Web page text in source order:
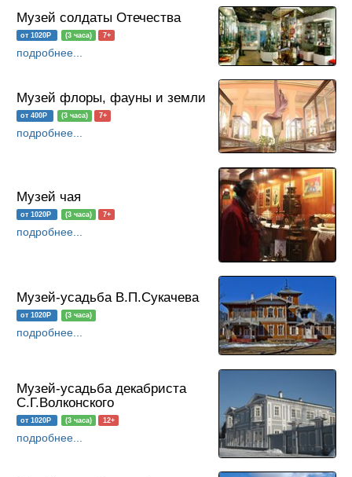
Музей солдаты Отечества
от 1020Р (3 часа) 7+
подробнее...
Музей флоры, фауны и земли
от 400Р (3 часа) 7+
подробнее...
Музей чая
от 1020Р (3 часа) 7+
подробнее...
Музей-усадьба В.П.Сукачева
от 1020Р (3 часа)
подробнее...
Музей-усадьба декабриста
С.Г.Волконского
от 1020Р (3 часа) 12+
подробнее...